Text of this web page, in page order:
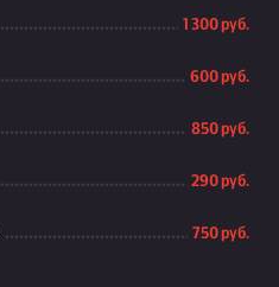
1 300 руб.
600 руб.
850 руб.
290 руб.
750 руб.